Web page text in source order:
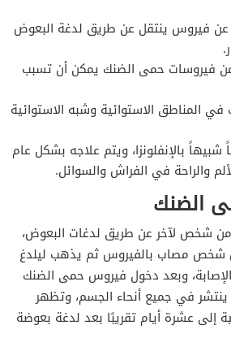
فيروس ينتقل عن طريق لدغة البعوض
من فيروسات حمى الضنك يمكن أن تسبب
المناطق الاستوائية وشبه الاستوائية
بالإنفلونزا، ويتم علاجه بشكل عام
والراحة في الفراش والسوائل.
الضنك
شخص لآخر عن طريق لدغات البعوض،
شخص مصاب بالفيروس ثم يذهب ليلدغ
وبعد دخول فيروس حمى الضنك
في جميع أنحاء الجسم، وتظهر
إلى عشرة أيام تقريبًا بعد لدغة بعوضة